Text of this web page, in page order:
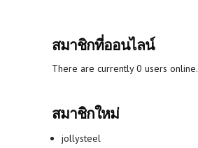
สมาชิกที่ออนไลน์
There are currently 0 users online.
สมาชิกใหม่
jollysteel